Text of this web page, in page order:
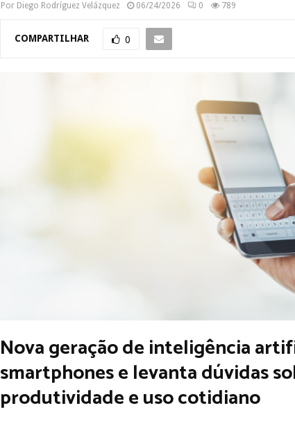
Por Diego Rodríguez Velázquez 06/24/2026 0 789
COMPARTILHAR 0
Nova geração de inteligência
smartphones e levanta dúvidas
produtividade e uso cotidiano